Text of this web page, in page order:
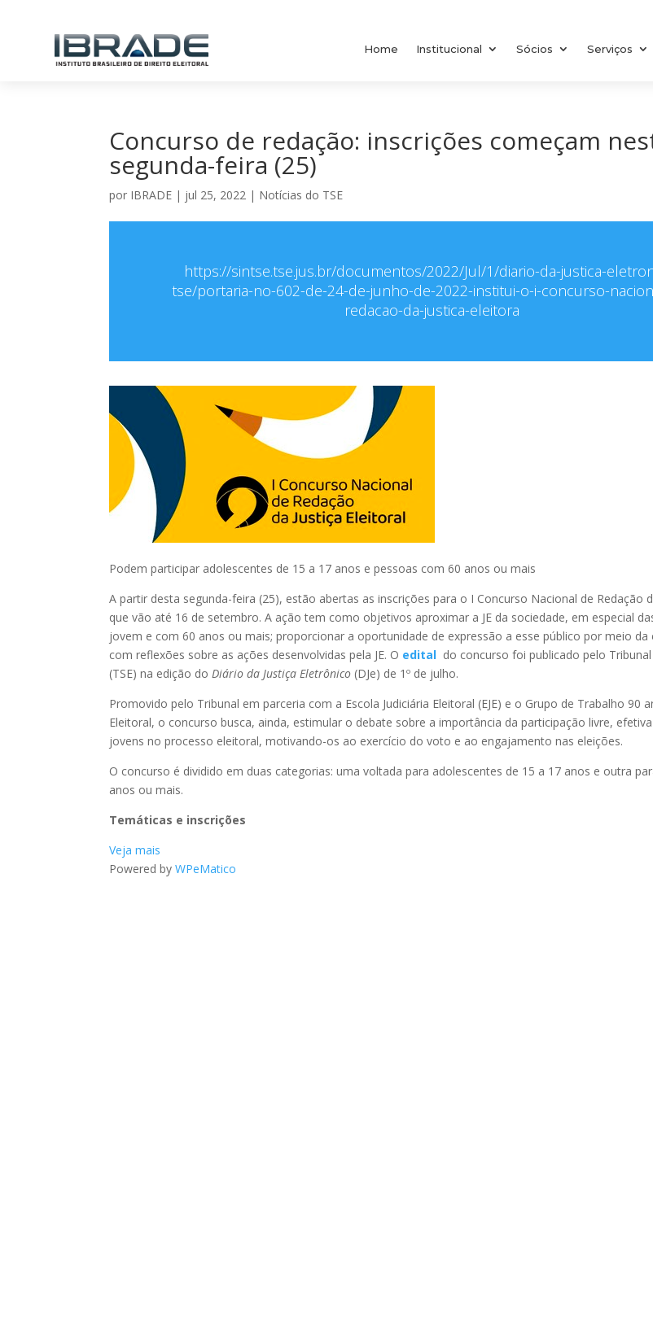
Home Institucional Sócios Serviços
Concurso de redação: inscrições começam
segunda-feira (25)
por IBRADE | jul 25, 2022 | Notícias do TSE
https://sintse.tse.jus.br/documentos/2022/Jul/1/diario-da-justica-
tse/portaria-no-602-de-24-de-junho-de-2022-institui-o-i-concurso-
redacao-da-justica-eleitora
Podem participar adolescentes de 15 a 17 anos e pessoas com 60 anos ou mais
A partir desta segunda-feira (25), estão abertas as inscrições para o I Concurso Nacional de Redação
que vão até 16 de setembro. A ação tem como objetivos aproximar a JE da sociedade, em especial
jovem e com 60 anos ou mais; proporcionar a oportunidade de expressão a esse público por meio da
com reflexões sobre as ações desenvolvidas pela JE. O edital do concurso foi publicado pelo
(TSE) na edição doDiário da Justiça Eletrônico (DJe) de 1º de julho.
Promovido pelo Tribunal em parceria com a Escola Judiciária Eleitoral (EJE) e o Grupo de Trabalho 90
Eleitoral, o concurso busca, ainda, estimular o debate sobre a importância da participação livre,
jovens no processo eleitoral, motivando-os ao exercício do voto e ao engajamento nas eleições.
O concurso é dividido em duas categorias: uma voltada para adolescentes de 15 a 17 anos e outra
anos ou mais.
Temáticas e inscrições
Veja mais
Powered byWPeMatico